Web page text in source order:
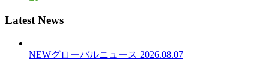
Latest News
NEWグローバルニュース 2026.08.07